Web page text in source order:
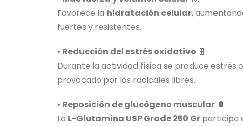
Favorece la hidratación celular,
fuertes y resistentes.
• Reducción del estrés oxidativo 🧬
Durante la actividad física se produce estrés
provocado por los radicales libres.
• Reposición de glucógeno muscular 🔋
La L-Glutamina USP Grade 250 Gr participa